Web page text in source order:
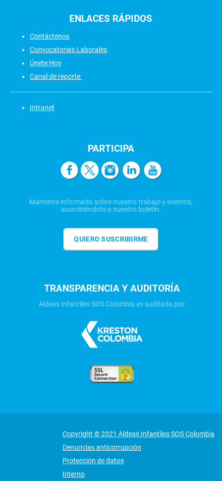
ENLACES RÁPIDOS
Contáctenos
Convocatorias Laborales
Únete Hoy
Canal de reporte
Intranet
PARTICIPA
Mantente informado sobre nuestro trabajo y eventos,
suscribiéndote a nuestro boletín.
QUIERO SUSCRIBIRME
TRANSPARENCIA Y AUDITORÍA
Aldeas Infantiles SOS Colombia es auditada por:
Copyright © 2021 Aldeas Infantiles SOS Colombia
Denuncias anticorrupción
Protección de datos
Interno